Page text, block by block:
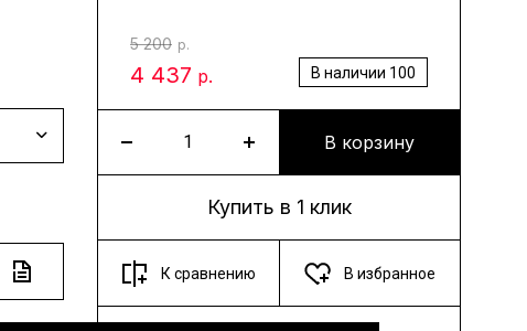
В наличии 100
5 200 р.
4 437 р.
В корзину
Купить в 1 клик
К сравнению В избранное